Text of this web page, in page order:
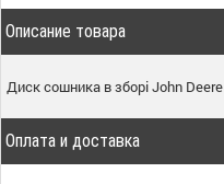
Описание товара
Диск сошника в зборі John
Оплата и доставка